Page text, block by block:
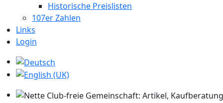
Historische Preislisten
107er Zahlen
Links
Login
Sprache auswählen